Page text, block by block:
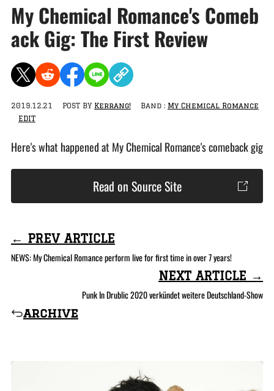
My Chemical Romance's Comeb
ack Gig: The First Review
2019.12.21 POST BY Kerrang! Band : My Chemical Romance
EDIT
Here's what happened at My Chemical Romance's comeback gig
Read on Source Site
← PREV ARTICLE
NEWS: My Chemical Romance perform live for first time in over 7 years!
archive
NEXT ARTICLE →
Punk In Drublic 2020 verkündet weitere Deutschland-Show